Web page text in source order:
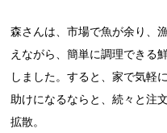
森さんは、市場で魚が余り、
えながら、簡単に調理できる
しました。すると、家で気軽
助けになるならと、続々と注
拡散。